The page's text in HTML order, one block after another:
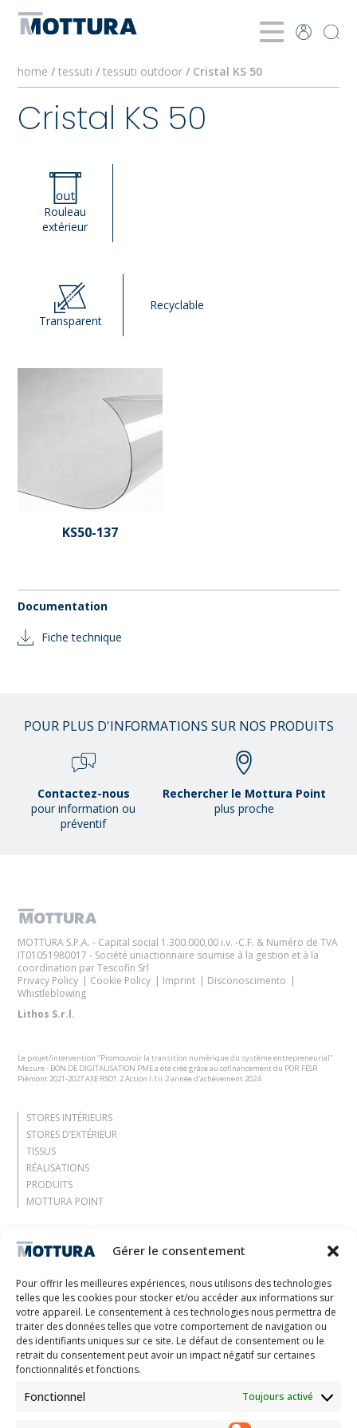
Gérer le consentement
Pour offrir les meilleures expériences, nous utilisons des technologies
telles que les cookies pour stocker et/ou accéder aux informations sur
votre appareil. Le consentement à ces technologies nous permettra de
traiter des données telles que votre comportement de navigation ou
des identifiants uniques sur ce site. Le défaut de consentement ou le
retrait du consentement peut avoir un impact négatif sur certaines
fonctionnalités et fonctions.
Fonctionnel Toujours activé
home /tessuti/tessuti outdoor/ Cristal KS 50
Cristal KS 50
Rouleau
extérieur
Transparent
Recyclable
KS50-137
Documentation
Fiche technique
POUR PLUS D'INFORMATIONS SUR NOS PRODUITS
Contactez-nous
pour information ou
préventif
Rechercher le Mottura Point
plus proche
MOTTURA S.P.A. - Capital social 1.300.000,00 i.v. -C.F. & Numéro de TVA
IT01051980017 - Société uniactionnaire soumise à la gestion et à la
coordination par Tescofin Srl
Privacy Policy
Cookie Policy Imprint
Disconoscimento
Whistleblowing
Lithos S.r.l.
Le projet/intervention "Promouvoir la transition numérique du système entrepreneurial"
Mesure - BON DE DIGITALISATION PME a été créé grâce au cofinancement du POR FESR
Piémont 2021-2027 AXE RSO1.2 Action I.1ii.2 année d'achèvement 2024
STORES INTÉRIEURS
STORES D’EXTÉRIEUR
TISSUS
RÉALISATIONS
PRODUITS
MOTTURA POINT
Entreprise
Laissez-vous inspirer
Travaille avec nous
Zone réservée
Certifications
M2Net
Child Safety
Customer Information